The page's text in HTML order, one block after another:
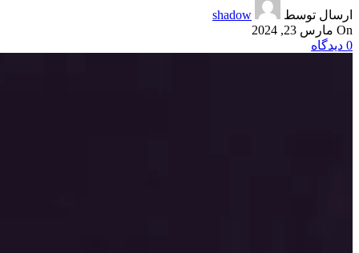
ارسال توسط
shadow
On مارس 23, 2024
0 دیدگاه